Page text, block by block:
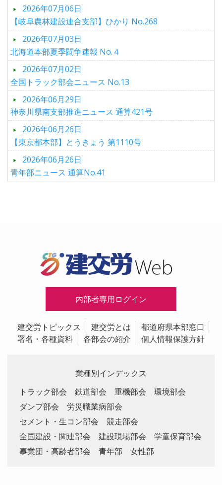
2026年07月06日
【岐阜農林建設連合支部】ひかり No.268
2026年07月03日
北海道本部夏季闘争速報 No.４
2026年07月02日
全国トラック部会ニュース No.13
2026年06月29日
神奈川県南支部推進ニュース 通算421号
2026年06月26日
【東京都本部】とうきょう 第1110号
2026年06月26日
青年部ニュース 通算No.41
内部者専用ログイン
建交労トピックス 建交労とは
都道府県本部窓口
署名・各種資料
各部会の紹介 個人情報保護方針
業種別インデックス
トラック部会
鉄道部会 重機部会
環境部会
ダンプ部会
労災職業病部会
セメント・生コン部会
競走部会
全国建設・関連部会
建設現場部会
学童保育部会
事業団・高齢者部会
青年部 女性部